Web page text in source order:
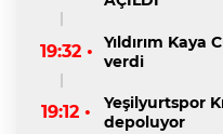
19:32 •
Yıldırım
verdi
19:12 •
Yeşilyurtspor
depoluyor